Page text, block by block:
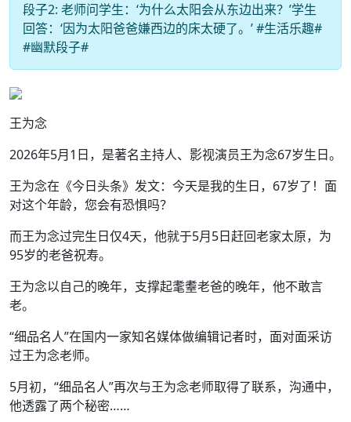
段子2: 老师问学生：‘为什么太阳会从东边出来？’学生
回答：‘因为太阳爸爸嫌西边的床太硬了。’ #生活乐趣#
#幽默段子#
王为念
2026年5月1日，是著名主持人、影视演员王为念67岁生日。
王为念在《今日头条》发文：今天是我的生日，67岁了！面
对这个年龄，您会有恐惧吗？
而王为念过完生日仅4天，他就于5月5日赶回老家太原，为
95岁的老爸祝寿。
王为念以自己的晚年，支撑起耄耋老爸的晚年，他不敢言
老。
“细品名人”在国内一家知名媒体做编辑记者时，面对面采访
过王为念老师。
5月初，“细品名人”再次与王为念老师取得了联系，沟通中，
他透露了两个秘密……